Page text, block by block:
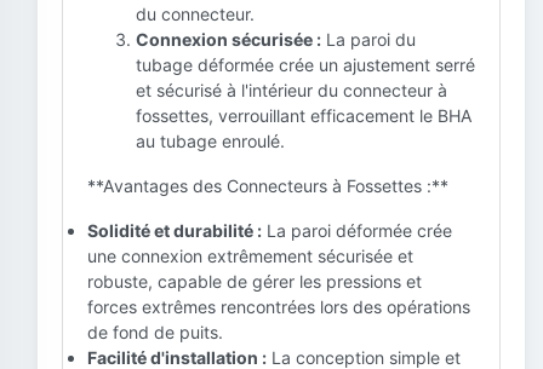
du connecteur.
Connexion sécurisée : La paroi du
tubage déformée crée un ajustement serré
et sécurisé à l'intérieur du connecteur à
fossettes, verrouillant efficacement le BHA
au tubage enroulé.
**Avantages des Connecteurs à Fossettes :**
Solidité et durabilité : La paroi déformée crée
une connexion extrêmement sécurisée et
robuste, capable de gérer les pressions et
forces extrêmes rencontrées lors des opérations
de fond de puits.
Facilité d'installation : La conception simple et